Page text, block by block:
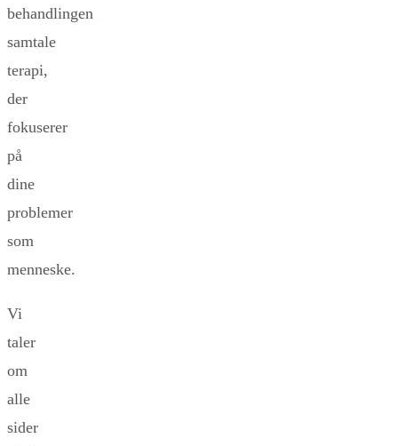
behandlingen
samtale
terapi,
der
fokuserer
på
dine
problemer
som
menneske.
Vi
taler
om
alle
sider